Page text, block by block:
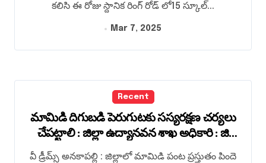
కలిసి ఈ రోజు స్దానిక రింగ్ రోడ్ లో15 స్కూల్...
Mar 7, 2025
Recent
మామిడి దిగుబడి పెరుగుటకు సస్యరక్షణ చర్యలు
చేపట్టాలి : జిల్లా ఉద్యానవన శాఖ అధికారి : జి
ప్రభాకరరావు
వీ డ్రీమ్స్ అనకాపల్లి : జిల్లాలో మామిడి పంట ప్రస్తుతం పిందె